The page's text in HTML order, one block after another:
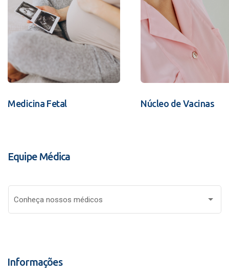
Medicina Fetal Núcleo de Vacinas
Equipe Médica
Conheça nossos médicos
Informações